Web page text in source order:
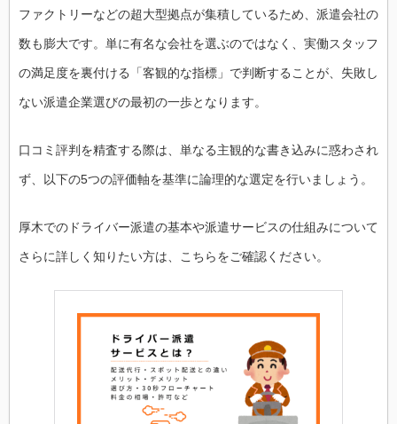
ファクトリーなどの超大型拠点が集積しているため、派遣会社の
数も膨大です。単に有名な会社を選ぶのではなく、実働スタッフ
の満足度を裏付ける「客観的な指標」で判断することが、失敗し
ない派遣企業選びの最初の一歩となります。
口コミ評判を精査する際は、単なる主観的な書き込みに惑わされ
ず、以下の5つの評価軸を基準に論理的な選定を行いましょう。
厚木でのドライバー派遣の基本や派遣サービスの仕組みについて
さらに詳しく知りたい方は、こちらをご確認ください。